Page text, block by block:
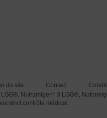
du site Contact
Nutramigen* 3 LGG®,
strict contrôle médical.